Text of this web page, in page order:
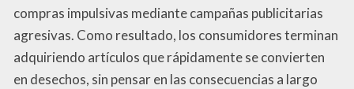
compras impulsivas mediante campañas publicitarias
agresivas. Como resultado, los consumidores terminan
adquiriendo artículos que rápidamente se convierten
en desechos, sin pensar en las consecuencias a largo